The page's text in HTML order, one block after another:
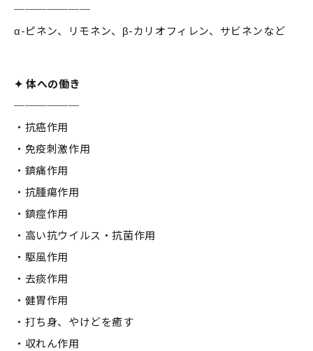
───────
α-ピネン、リモネン、β-カリオフィレン、サビネンなど
✦ 体への働き
──────
・抗癌作用
・免疫刺激作用
・鎮痛作用
・抗腫瘍作用
・鎮痙作用
・高い抗ウイルス・抗菌作用
・駆風作用
・去痰作用
・健胃作用
・打ち身、やけどを癒す
・収れん作用